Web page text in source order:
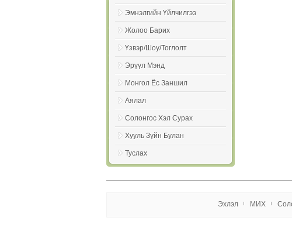
Эмнэлгийн Үйлчилгээ
Жолоо Барих
Үзвэр/Шоу/Тоглолт
Эрүүл Мэнд
Монгол Ёс Заншил
Аялал
Солонгос Хэл Сурах
Хууль Зүйн Булан
Туслаx
Эxлэл МИX